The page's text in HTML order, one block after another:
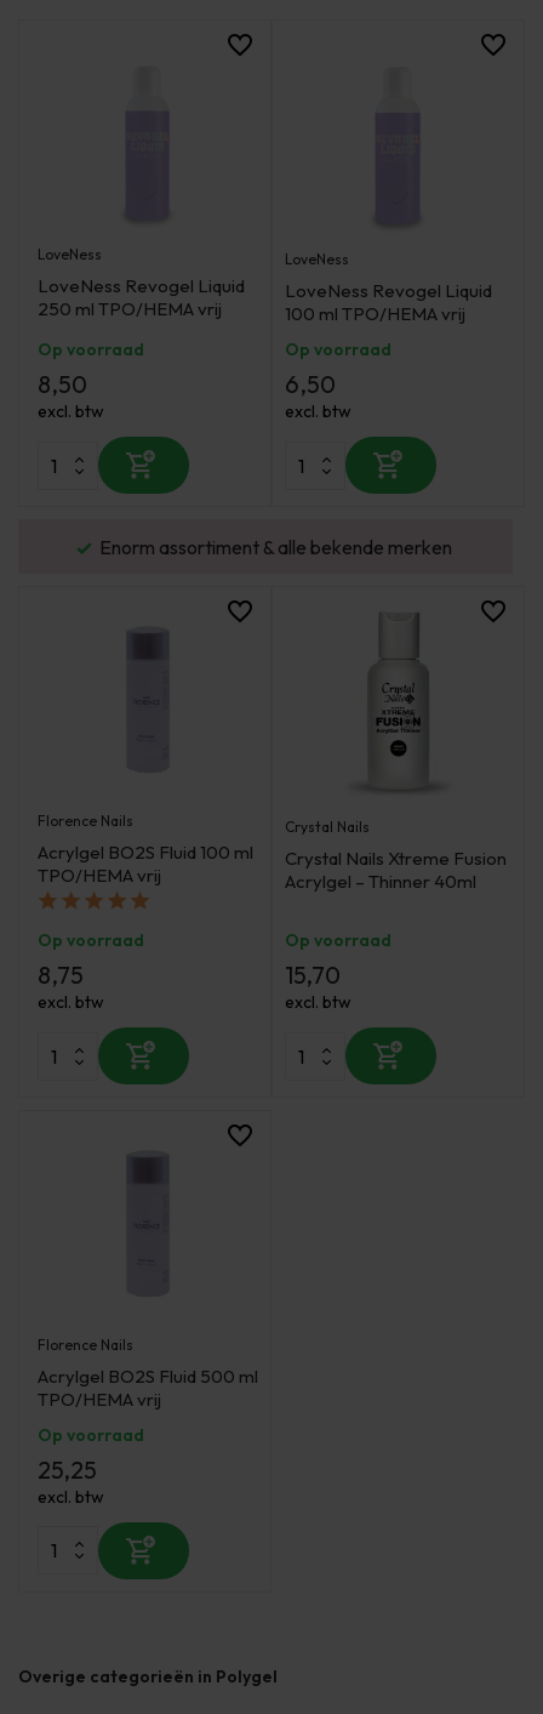
LoveNess
LoveNess Revogel Liquid
250 ml TPO/HEMA vrij
Op voorraad
8,50
excl. btw
LoveNess
LoveNess Revogel Liquid
100 ml TPO/HEMA vrij
Op voorraad
6,50
excl. btw
Enorm assortiment & alle bekende merken
Florence Nails
Acrylgel BO2S Fluid 100 ml
TPO/HEMA vrij
Op voorraad
8,75
excl. btw
Crystal Nails
Crystal Nails Xtreme Fusion
Acrylgel – Thinner 40ml
Op voorraad
15,70
excl. btw
Florence Nails
Acrylgel BO2S Fluid 500 ml
TPO/HEMA vrij
Op voorraad
25,25
excl. btw
Overige categorieën in Polygel